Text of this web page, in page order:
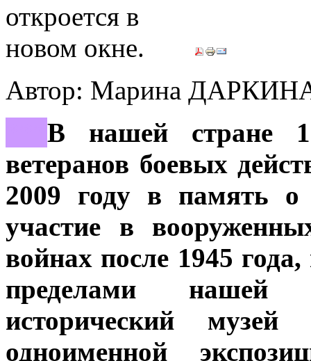
Автор: Марина
В нашей стране
ветеранов боевых
2009 году в память
участие в
войнах после 1945
пределами нашей
исторический
одноименной